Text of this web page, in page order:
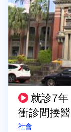
社會
就診7
衝診間揍醫